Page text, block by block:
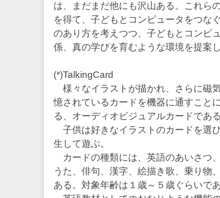
は、まだまだ他にも沢山ある。これら
を得て、子どもとコンピュータをつな
のあり方を考えつつ、子どもとコンピ
係、真の学びを育むような環境を提案
(*)TalkingCard
様々なイラストが描かれ、さらに磁
憶されているカードを機器に通すこと
る、オーディオビジュアルカードであ
子供は好きなイラストのカードを選
生して遊ぶ。
カードの種類には、英語のあいさつ
うた、俳句、漢字、絵描き歌、乗り物
ある。対象年齢は１歳～５歳ぐらいで